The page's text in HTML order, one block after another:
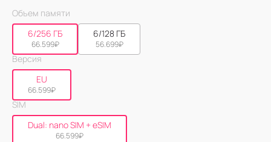
Объем памяти
6/256 ГБ
66.599₽
6/128 ГБ
56.699₽
Версия
EU
66.599₽
SIM
Dual: nano SIM + eSIM
66.599₽